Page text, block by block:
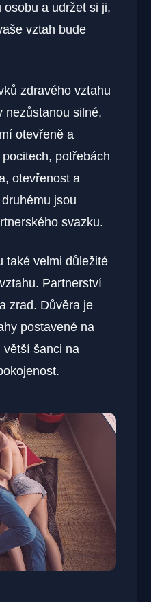
a udržet si ji,
vztah bude
zdravého vztahu
nezůstanou silné,
otevřeně a
potřebách
otevřenost a
jsou
svazku.
také velmi důležité
Partnerství
zrad. Důvěra je
postavené na
šanci na